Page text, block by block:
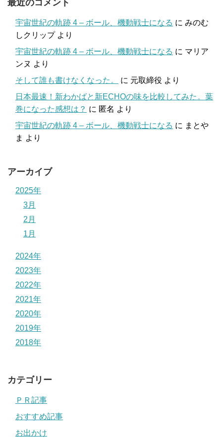
最近のコメント
宇宙世紀の軌跡 4 – ボール、機動戦士になる に みのむ
しクリップより
宇宙世紀の軌跡 4 – ボール、機動戦士になる に マリア
ンヌ より
そして誰も書けなくなった。
に 元取締役 より
日本最速！新わかばと新ECHOの味を比較してみた。葉
巻になった感想は？ に 匿名 より
宇宙世紀の軌跡 4 – ボール、機動戦士になる に まとや
ま より
アーカイブ
2025年
3月
2月
1月
2024年
2023年
2022年
2021年
2020年
2019年
2018年
カテゴリー
ＰＲ記事
おすすめ記事
お出かけ